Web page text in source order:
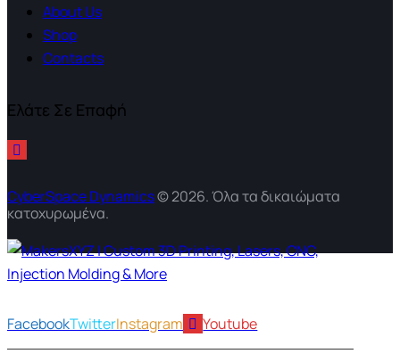
About Us
Shop
Contacts
Ελάτε Σε Επαφή
CyberSpace Dynamics© 2026. Όλα τα δικαιώματα
κατοχυρωμένα.
FacebookTwitterInstagram Youtube